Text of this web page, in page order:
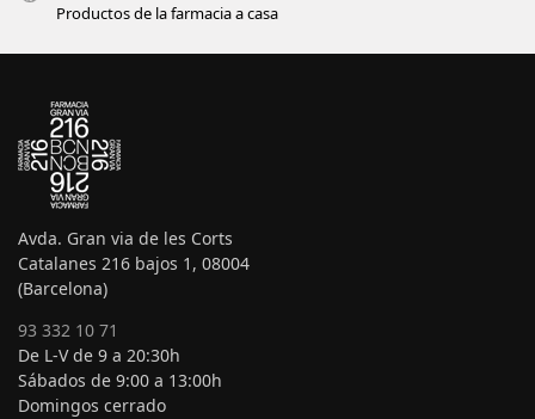
Productos de la farmacia a casa
Avda. Gran via de les Corts
Catalanes 216 bajos 1, 08004
(Barcelona)
93 332 10 71
De L-V de 9 a 20:30h
Sábados de 9:00 a 13:00h
Domingos cerrado